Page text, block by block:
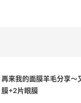
再来我的面膜羊毛分享～
膜+2片眼膜